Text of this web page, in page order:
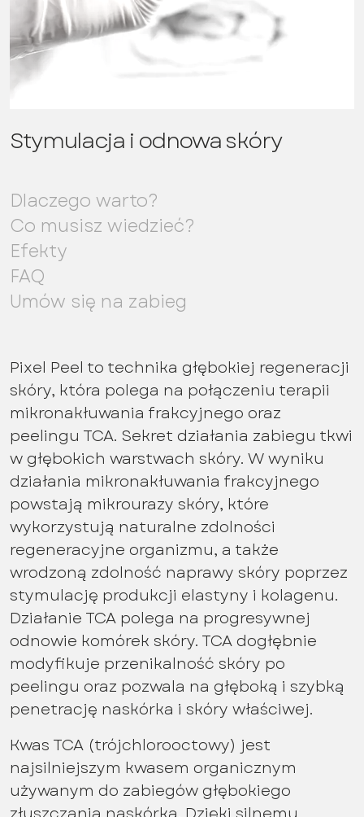
Stymulacja i odnowa skóry
Dlaczego warto?
Co musisz wiedzieć?
Efekty
FAQ
Umów się na zabieg
Pixel Peel to technika głębokiej regeneracji
skóry, która polega na połączeniu terapii
mikronakłuwania frakcyjnego oraz
peelingu TCA. Sekret działania zabiegu tkwi
w głębokich warstwach skóry. W wyniku
działania mikronakłuwania frakcyjnego
powstają mikrourazy skóry, które
wykorzystują naturalne zdolności
regeneracyjne organizmu, a także
wrodzoną zdolność naprawy skóry poprzez
stymulację produkcji elastyny i kolagenu.
Działanie TCA polega na progresywnej
odnowie komórek skóry. TCA dogłębnie
modyfikuje przenikalność skóry po
peelingu oraz pozwala na głęboką i szybką
penetrację naskórka i skóry właściwej.
Kwas TCA (trójchlorooctowy) jest
najsilniejszym kwasem organicznym
używanym do zabiegów głębokiego